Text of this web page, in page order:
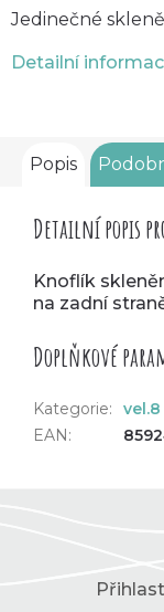
Jedinečné
Detailní
Popis
Detailní popis
Knoflík
na zadní
Doplňkové
Kategorie:
vel.8
EAN: